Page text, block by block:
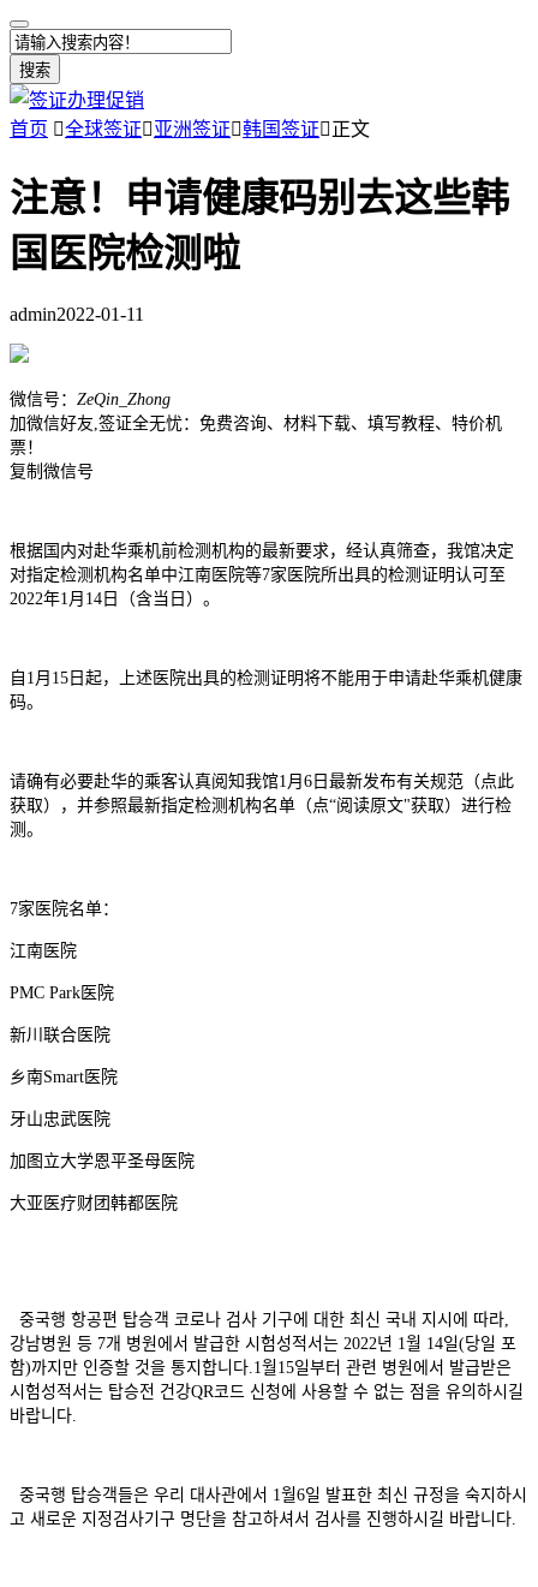
搜索
首页 全球签证亚洲签证韩国签证正文
注意！申请健康码别去这些韩
国医院检测啦
admin2022-01-11
微信号： ZeQin_Zhong
加微信好友,签证全无忧：免费咨询、材料下载、填写教程、特价机
票！
复制微信号
根据国内对赴华乘机前检测机构的最新要求，经认真筛查，我馆决定
对指定检测机构名单中江南医院等7家医院所出具的检测证明认可至
2022年1月14日（含当日）。
自1月15日起，上述医院出具的检测证明将不能用于申请赴华乘机健康
码。
请确有必要赴华的乘客认真阅知我馆1月6日最新发布有关规范（点此
获取），并参照最新指定检测机构名单（点“阅读原文"获取）进行检
测。
7家医院名单：
江南医院
PMC Park医院
新川联合医院
乡南Smart医院
牙山忠武医院
加图立大学恩平圣母医院
大亚医疗财团韩都医院
중국행 항공편 탑승객 코로나 검사 기구에 대한 최신 국내 지시에 따라,
강남병원 등 7개 병원에서 발급한 시험성적서는 2022년 1월 14일(당일 포
함)까지만 인증할 것을 통지합니다.1월15일부터 관련 병원에서 발급받은
시험성적서는 탑승전 건강QR코드 신청에 사용할 수 없는 점을 유의하시길
바랍니다.
중국행 탑승객들은 우리 대사관에서 1월6일 발표한 최신 규정을 숙지하시
고 새로운 지정검사기구 명단을 참고하셔서 검사를 진행하시길 바랍니다.